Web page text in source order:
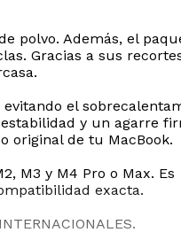
polvo. Además, el
Gracias a sus
el
y un agarre
original de tu MacBook.
M3 y M4 Pro o Max. Es
exacta.